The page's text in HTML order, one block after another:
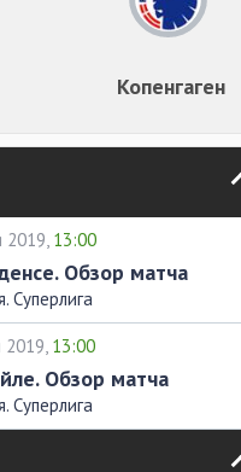
Копенгаген
2019, 13:00
Обзор матча
Суперлига
2019, 13:00
Обзор матча
Суперлига